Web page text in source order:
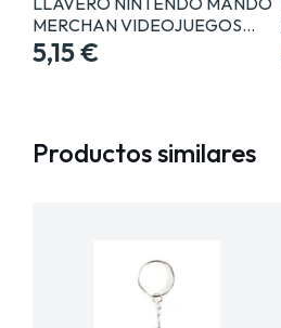
MERCHAN VIDEOJUEGOS…
5,15 €
Productos similares